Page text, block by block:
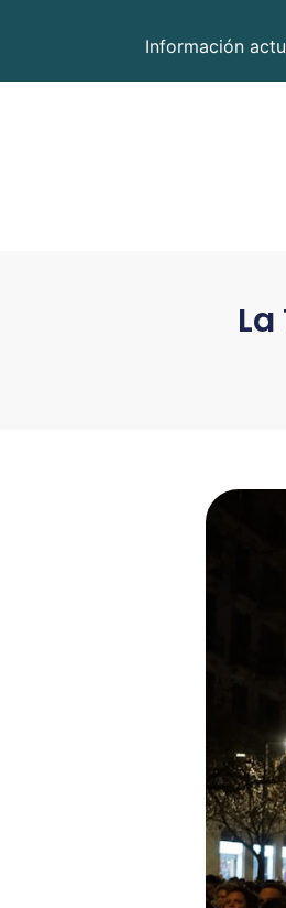
Información